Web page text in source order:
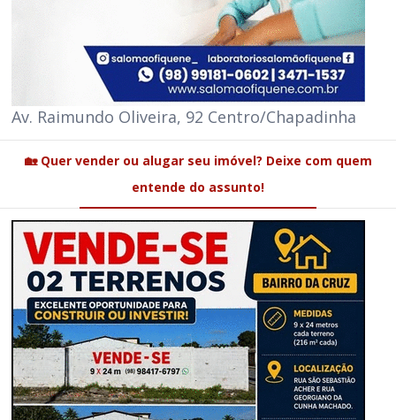
Av. Raimundo Oliveira, 92 Centro/Chapadinha
🏡 Quer vender ou alugar seu imóvel? Deixe com quem
entende do assunto!